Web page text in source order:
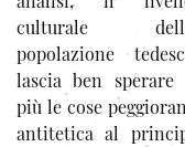
culturale
popolazione
lascia ben sperare
più le cose
antitetica al